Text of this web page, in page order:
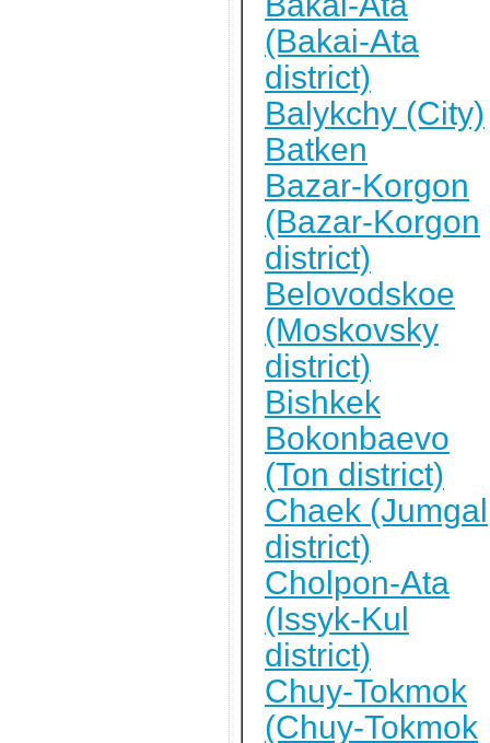
(Bakai-Ata
district)
Balykchy (City)
Batken
Bazar-Korgon
(Bazar-Korgon
district)
Belovodskoe
(Moskovsky
district)
Bishkek
Bokonbaevo
(Ton district)
Chaek (Jumgal
district)
Cholpon-Ata
(Issyk-Kul
district)
Chuy-Tokmok
(Chuy-Tokmok